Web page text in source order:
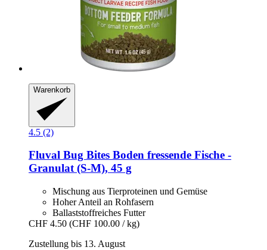
Warenkorb
4.5 (2)
Fluval Bug Bites Boden fressende Fische -​
Granulat (S-​M), 45 g
Mischung aus Tierproteinen und Gemüse
Hoher Anteil an Rohfasern
Ballaststoffreiches Futter
CHF 4.50 (CHF 100.00 / kg)
Zustellung bis 13. August